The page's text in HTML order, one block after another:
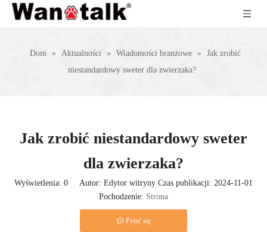
Dom » Aktualności » Wiadomości branżowe »
Jak zrobić
niestandardowy sweter dla zwierzaka?
Jak zrobić niestandardowy sweter
dla zwierzaka?
Wyświetlenia: 0 Autor: Edytor witryny Czas publikacji: 2024-11-01
Pochodzenie: Strona
Pytać się